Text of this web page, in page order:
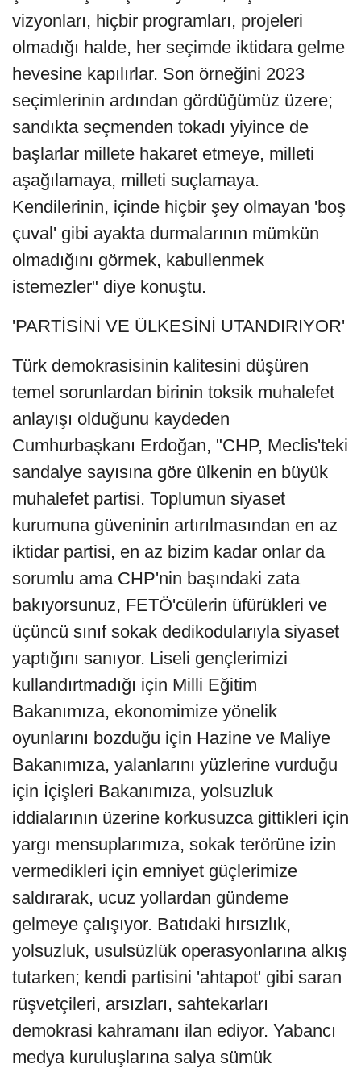
vizyonları, hiçbir programları, projeleri
olmadığı halde, her seçimde iktidara gelme
hevesine kapılırlar. Son örneğini 2023
seçimlerinin ardından gördüğümüz üzere;
sandıkta seçmenden tokadı yiyince de
başlarlar millete hakaret etmeye, milleti
aşağılamaya, milleti suçlamaya.
Kendilerinin, içinde hiçbir şey olmayan 'boş
çuval' gibi ayakta durmalarının mümkün
olmadığını görmek, kabullenmek
istemezler" diye konuştu.
'PARTİSİNİ VE ÜLKESİNİ UTANDIRIYOR'
Türk demokrasisinin kalitesini düşüren
temel sorunlardan birinin toksik muhalefet
anlayışı olduğunu kaydeden
Cumhurbaşkanı Erdoğan, "CHP, Meclis'teki
sandalye sayısına göre ülkenin en büyük
muhalefet partisi. Toplumun siyaset
kurumuna güveninin artırılmasından en az
iktidar partisi, en az bizim kadar onlar da
sorumlu ama CHP'nin başındaki zata
bakıyorsunuz, FETÖ'cülerin üfürükleri ve
üçüncü sınıf sokak dedikodularıyla siyaset
yaptığını sanıyor. Liseli gençlerimizi
kullandırtmadığı için Milli Eğitim
Bakanımıza, ekonomimize yönelik
oyunlarını bozduğu için Hazine ve Maliye
Bakanımıza, yalanlarını yüzlerine vurduğu
için İçişleri Bakanımıza, yolsuzluk
iddialarının üzerine korkusuzca gittikleri için
yargı mensuplarımıza, sokak terörüne izin
vermedikleri için emniyet güçlerimize
saldırarak, ucuz yollardan gündeme
gelmeye çalışıyor. Batıdaki hırsızlık,
yolsuzluk, usulsüzlük operasyonlarına alkış
tutarken; kendi partisini 'ahtapot' gibi saran
rüşvetçileri, arsızları, sahtekarları
demokrasi kahramanı ilan ediyor. Yabancı
medya kuruluşlarına salya sümük